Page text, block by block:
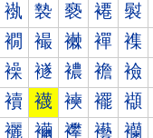
褹 褺 褻 褼 褽
襉 襊 襋 襌 襍
襙 襚 襛 襜 襝
襩 襪 襫 襬 襭
襹 襺 襻 襼 襽